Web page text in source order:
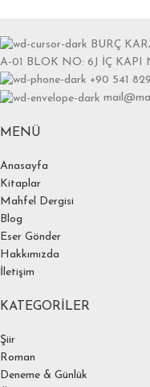
BURÇ
A-01 BLOK NO: 6J İÇ KAPI
+90 541
MENÜ
Anasayfa
Kitaplar
Mahfel Dergisi
Blog
Eser Gönder
Hakkımızda
İletişim
KATEGORILER
Şiir
Roman
Deneme & Günlük